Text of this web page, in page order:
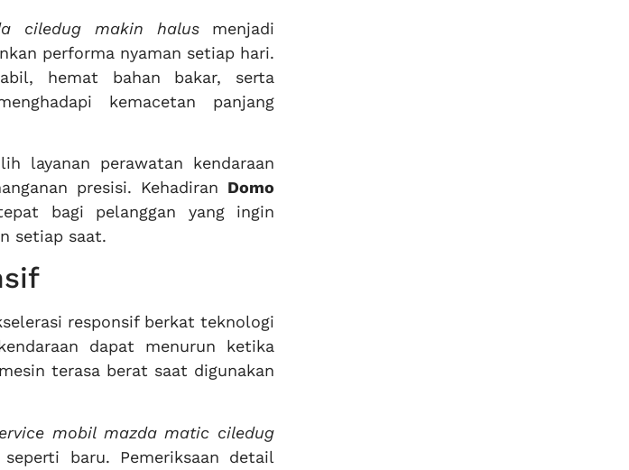
ciledug makin halusmenjadi
performa nyaman setiap hari.
hemat bahan bakar, serta
kemacetan panjang
layanan perawatan kendaraan
presisi. Kehadiran Domo
bagi pelanggan yang ingin
setiap saat.
responsif berkat teknologi
dapat menurun ketika
terasa berat saat digunakan
mobil mazda matic ciledug
baru. Pemeriksaan detail